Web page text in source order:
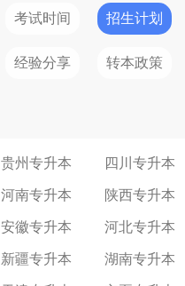
考试时间 招生计划
经验分享 转本政策
贵州专升本 四川专升本
河南专升本 陕西专升本
安徽专升本 河北专升本
新疆专升本 湖南专升本